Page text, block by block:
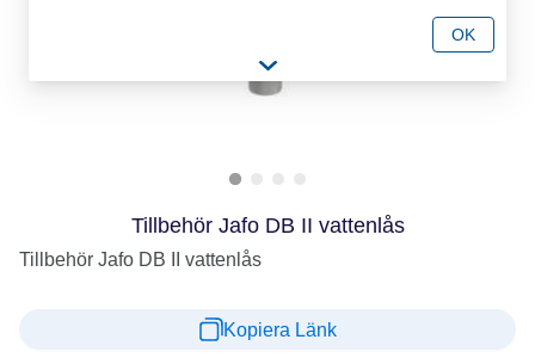
Tillbehör Jafo DB II vattenlås
Tillbehör Jafo DB II vattenlås
Kopiera Länk
OK